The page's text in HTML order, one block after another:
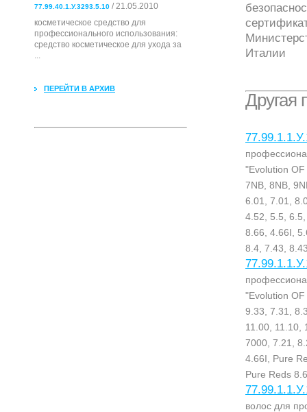
77.99.40.1.У.3293.5.10 / 21.05.2010
косметическое средство для
профессионального использования:
cредство косметическое для ухода за
...
ПЕРЕЙТИ В АРХИВ
Италии
Другая
"Evolution
7NB, 8NB,
6.01, 7.01,
4.52, 5.5,
8.66, 4.66I,
8.4, 7.43,
"Evolution
9.33, 7.31,
11.00, 11.10,
7000, 7.21,
4.66I, Pure
Pure Reds
волос для